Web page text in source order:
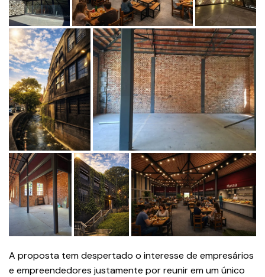
A proposta tem despertado o interesse de empresários
e empreendedores justamente por reunir em um único